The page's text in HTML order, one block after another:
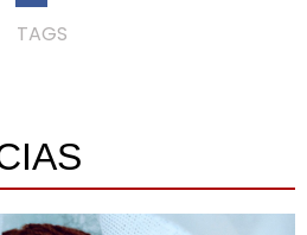
TAGS